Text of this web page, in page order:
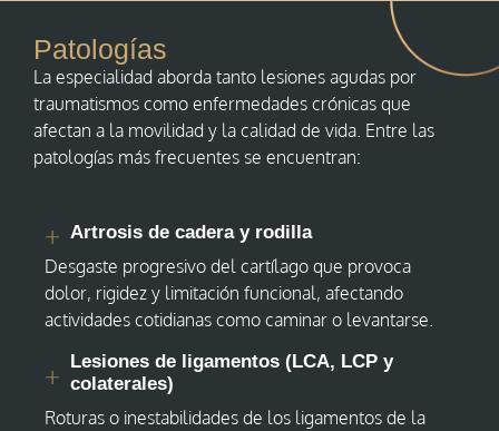
Patologías
La especialidad aborda tanto lesiones agudas por
traumatismos como enfermedades crónicas que
afectan a la movilidad y la calidad de vida. Entre las
patologías más frecuentes se encuentran:
Artrosis de cadera y rodilla
Desgaste progresivo del cartílago que provoca
dolor, rigidez y limitación funcional, afectando
actividades cotidianas como caminar o levantarse.
Lesiones de ligamentos (LCA, LCP y
colaterales)
Roturas o inestabilidades de los ligamentos de la